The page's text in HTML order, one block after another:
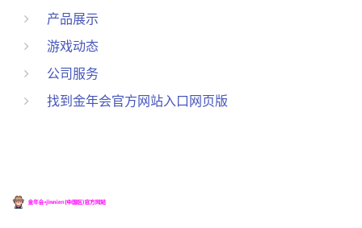
产品展示
游戏动态
公司服务
找到金年会官方网站入口网页版